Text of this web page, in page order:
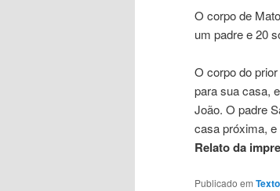
O corpo de
um padre e 20
O corpo do
para sua casa,
João. O padre
casa próxima, e
Relato da
Publicado em